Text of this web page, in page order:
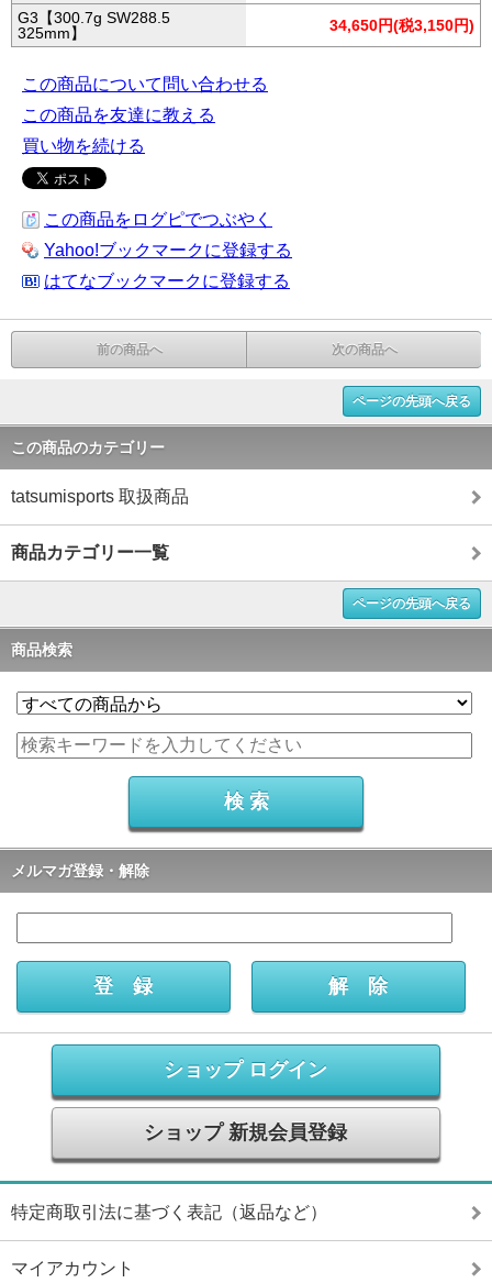
G3【300.7g SW288.5
325mm】
34,650円(税3,150円)
この商品について問い合わせる
この商品を友達に教える
買い物を続ける
この商品をログピでつぶやく
Yahoo!ブックマークに登録する
はてなブックマークに登録する
前の商品へ 次の商品へ
ページの先頭へ戻る
この商品のカテゴリー
tatsumisports 取扱商品
商品カテゴリー一覧
ページの先頭へ戻る
商品検索
メルマガ登録・解除
ショップ ログイン
ショップ 新規会員登録
特定商取引法に基づく表記（返品など）
マイアカウント